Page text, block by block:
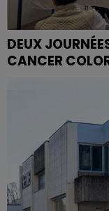
DEUX
CANCER
de sensibilisation